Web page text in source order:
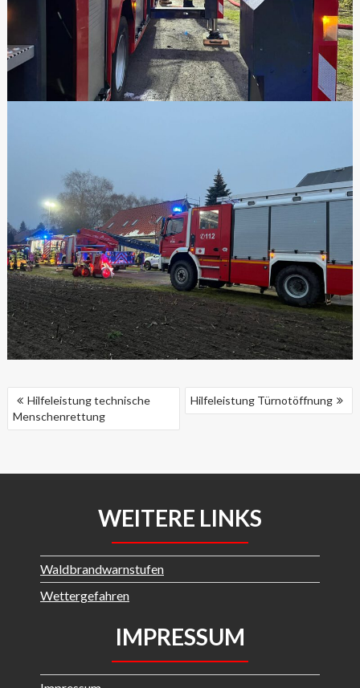
BEITRAGSNAVIGATION
Hilfeleistung technische
Menschenrettung
Hilfeleistung Türnotöffnung
WEITERE LINKS
Waldbrandwarnstufen
Wettergefahren
IMPRESSUM